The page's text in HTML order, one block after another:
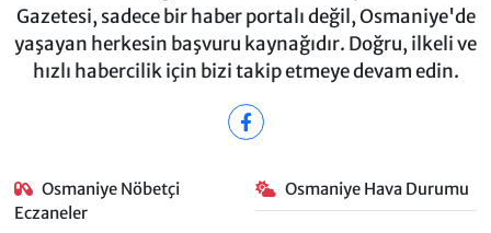
Gazetesi, sadece bir haber portalı değil, Osmaniye'de
yaşayan herkesin başvuru kaynağıdır. Doğru, ilkeli ve
hızlı habercilik için bizi takip etmeye devam edin.
Osmaniye Nöbetçi
Eczaneler
Osmaniye Hava Durumu